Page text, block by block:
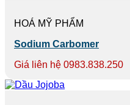
HOÁ MỸ PHẨM
Sodium Carbomer
Giá liên hệ 0983.838.250